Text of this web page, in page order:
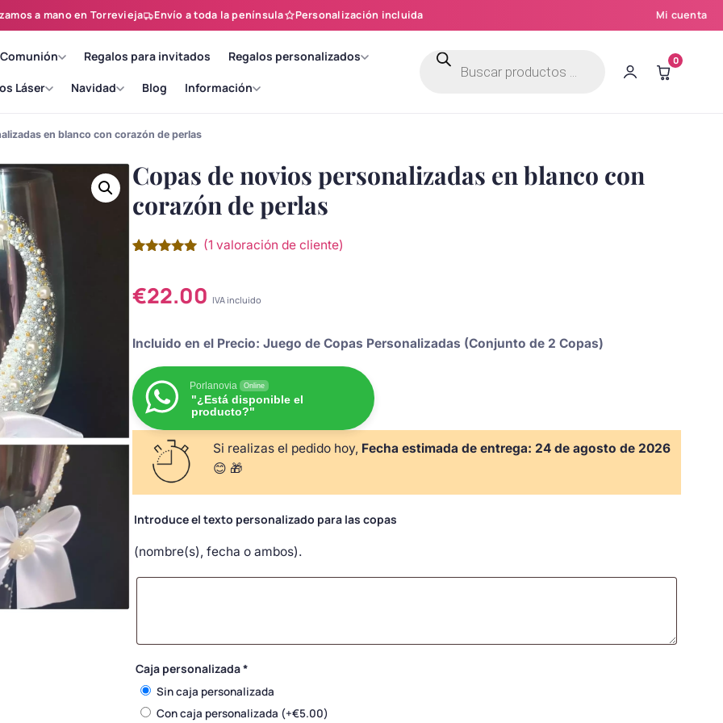
a mano en Torrevieja Envío a toda la península Personalización incluida Mi cuenta
Regalos para invitados Regalos personalizados
Láser Navidad Blog Información
Búsqueda
productos
0
en blanco con corazón de perlas
Copas de novios personalizadas en blanco con
corazón de perlas
5 en base
avaloración
(1 valoración de cliente)
€22.00 IVA incluido
Incluido en el Precio: Juego de Copas Personalizadas (Conjunto de 2 Copas)
Porlanovia Online
"¿Está disponible el
producto?"
Si realizas el pedido hoy, Fecha estimada de entrega: 24 de agosto de 2026
😊 🎁
Introduce el texto personalizado para las copas
(nombre(s), fecha o ambos).
Caja personalizada*
Sin caja personalizada
Con caja personalizada (+€5.00)